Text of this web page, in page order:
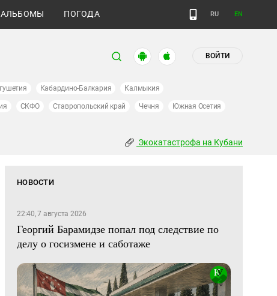
ПОГОДА RU EN
ВОЙТИ
Кабардино-Балкария Калмыкия
СКФО Ставропольский край Чечня Южная Осетия
Экокатастрофа на Кубани
НОВОСТИ
22:40, 7 августа 2026
Георгий Барамидзе попал под следствие по
делу о госизмене и саботаже